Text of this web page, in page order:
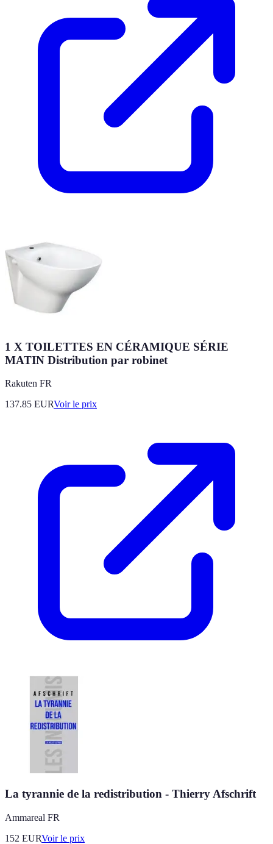
1 X TOILETTES EN CÉRAMIQUE SÉRIE
MATIN Distribution par robinet
Rakuten FR
137.85 EURVoir le prix
La tyrannie de la redistribution - Thierry Afschrift
Ammareal FR
152 EURVoir le prix